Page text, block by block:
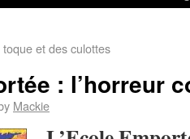
et des culottes
: l’horreur
Mackie